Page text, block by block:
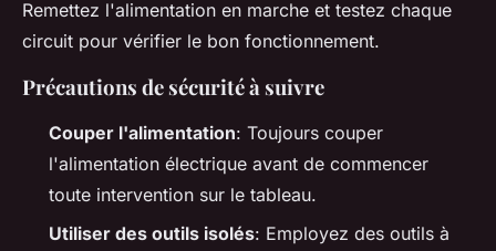
Remettez l'alimentation en marche et testez chaque
circuit pour vérifier le bon fonctionnement.
Précautions de sécurité à suivre
Couper l'alimentation: Toujours couper
l'alimentation électrique avant de commencer
toute intervention sur le tableau.
Utiliser des outils isolés: Employez des outils à